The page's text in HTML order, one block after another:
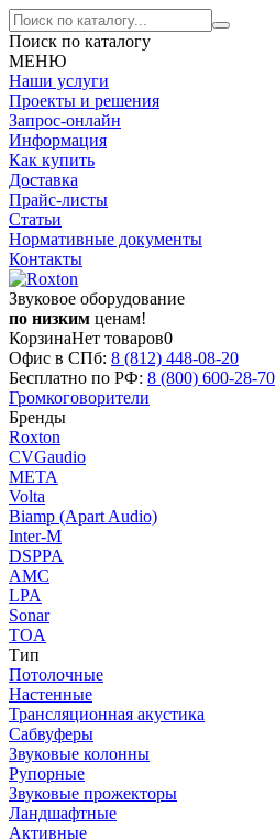
Поиск по каталогу
МЕНЮ
Наши услуги
Проекты и решения
Запрос-онлайн
Информация
Как купить
Доставка
Прайс-листы
Статьи
Нормативные документы
Контакты
Звуковое оборудование
по низким ценам!
КорзинаНет товаров0
Офис в СПб: 8 (812) 448-08-20
Бесплатно по РФ: 8 (800) 600-28-70
Громкоговорители
Бренды
Roxton
CVGaudio
МЕТА
Volta
Biamp (Apart Audio)
Inter-M
DSPPA
AMC
LPA
Sonar
TOA
Тип
Потолочные
Настенные
Трансляционная акустика
Сабвуферы
Звуковые колонны
Рупорные
Звуковые прожекторы
Ландшафтные
Активные